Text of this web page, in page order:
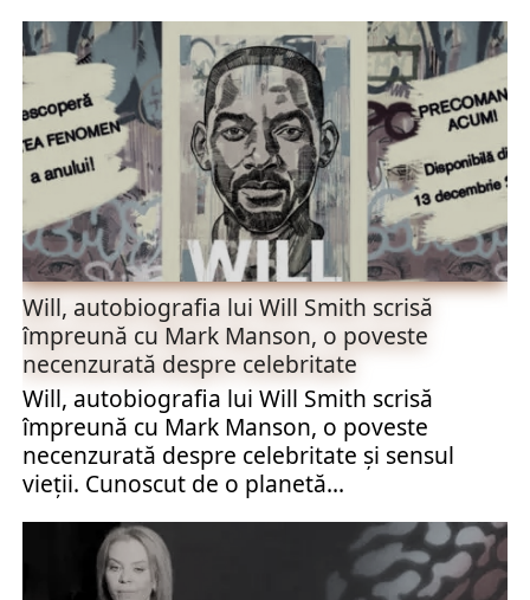
Will, autobiografia lui Will Smith scrisă
împreună cu Mark Manson, o poveste
necenzurată despre celebritate
Will, autobiografia lui Will Smith scrisă
împreună cu Mark Manson, o poveste
necenzurată despre celebritate și sensul
vieții. Cunoscut de o planetă...